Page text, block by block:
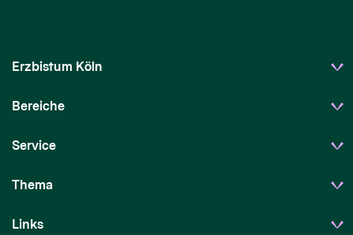
Erzbistum Köln
Bereiche
Service
Thema
Links